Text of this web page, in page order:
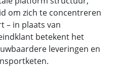
om zich te concentreren
– in plaats van
betekent het
leveringen en